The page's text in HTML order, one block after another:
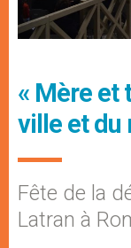
« Mère et
ville et du
Fête de la
Latran à